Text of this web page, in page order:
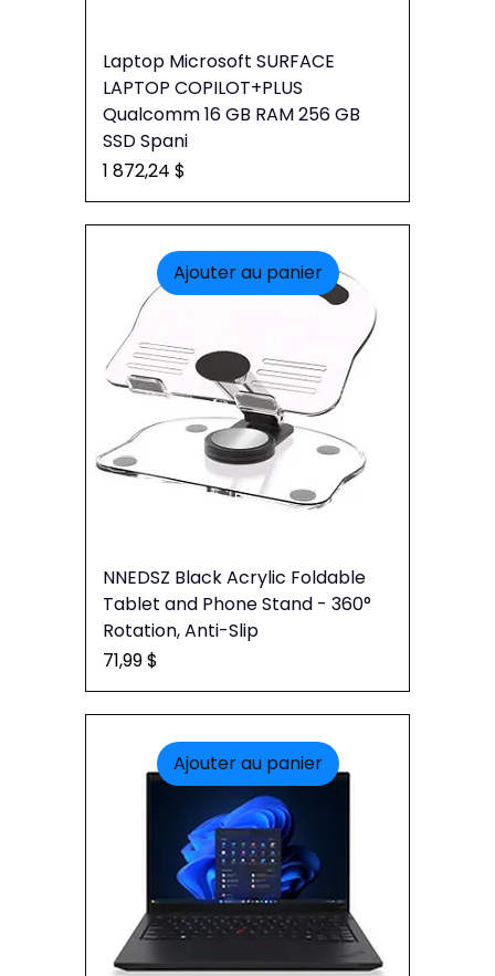
Laptop Microsoft SURFACE
LAPTOP COPILOT+PLUS
Qualcomm 16 GB RAM 256 GB
SSD Spani
Prix
1 872,24 $
Ajouter au panier
NNEDSZ Black Acrylic Foldable
Tablet and Phone Stand - 360°
Rotation, Anti-Slip
Prix
71,99 $
Ajouter au panier